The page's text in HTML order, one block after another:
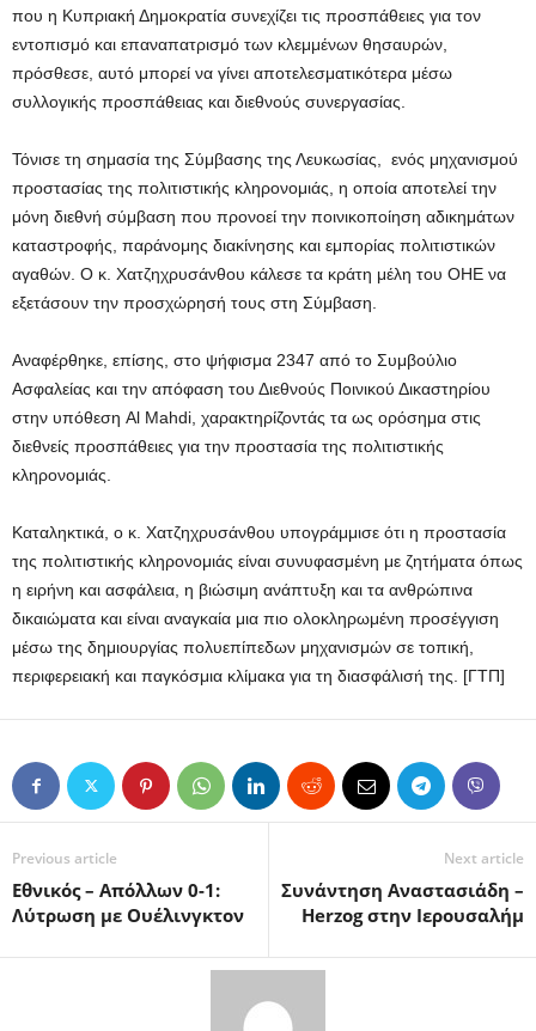
που η Κυπριακή Δημοκρατία συνεχίζει τις προσπάθειες για τον
εντοπισμό και επαναπατρισμό των κλεμμένων θησαυρών,
πρόσθεσε, αυτό μπορεί να γίνει αποτελεσματικότερα μέσω
συλλογικής προσπάθειας και διεθνούς συνεργασίας.
Τόνισε τη σημασία της Σύμβασης της Λευκωσίας, ενός μηχανισμού
προστασίας της πολιτιστικής κληρονομιάς, η οποία αποτελεί την
μόνη διεθνή σύμβαση που προνοεί την ποινικοποίηση αδικημάτων
καταστροφής, παράνομης διακίνησης και εμπορίας πολιτιστικών
αγαθών. Ο κ. Χατζηχρυσάνθου κάλεσε τα κράτη μέλη του ΟΗΕ να
εξετάσουν την προσχώρησή τους στη Σύμβαση.
Αναφέρθηκε, επίσης, στο ψήφισμα 2347 από το Συμβούλιο
Ασφαλείας και την απόφαση του Διεθνούς Ποινικού Δικαστηρίου
στην υπόθεση Al Mahdi, χαρακτηρίζοντάς τα ως ορόσημα στις
διεθνείς προσπάθειες για την προστασία της πολιτιστικής
κληρονομιάς.
Καταληκτικά, ο κ. Χατζηχρυσάνθου υπογράμμισε ότι η προστασία
της πολιτιστικής κληρονομιάς είναι συνυφασμένη με ζητήματα όπως
η ειρήνη και ασφάλεια, η βιώσιμη ανάπτυξη και τα ανθρώπινα
δικαιώματα και είναι αναγκαία μια πιο ολοκληρωμένη προσέγγιση
μέσω της δημιουργίας πολυεπίπεδων μηχανισμών σε τοπική,
περιφερειακή και παγκόσμια κλίμακα για τη διασφάλισή της. [ΓΤΠ]
Previous article
Εθνικός – Απόλλων 0-1:
Λύτρωση με Ουέλινγκτον
Next article
Συνάντηση Αναστασιάδη –
Herzog στην Ιερουσαλήμ